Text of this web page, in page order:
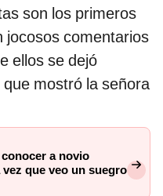
son los primeros
jocosos comentarios
ellos se dejó
mostró la señora
a novio
que veo un suegro